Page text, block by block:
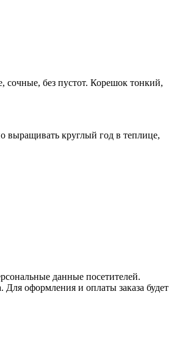
сочные, без пустот. Корешок тонкий,
выращивать круглый год в теплице,
данные посетителей.
оформления и оплаты заказа будет